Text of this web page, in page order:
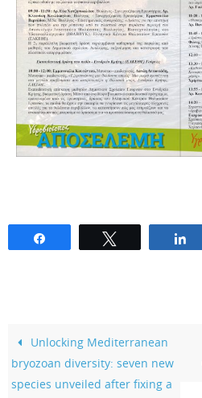
Unlocking Mediterranean
bryozoan diversity: seven new
species unveiled after fixing a